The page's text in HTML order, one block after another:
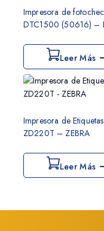
Impresora de
DTC1500 (50616) –
Leer Más
Impresora de Etiquetas
ZD220T – ZEBRA
Leer Más